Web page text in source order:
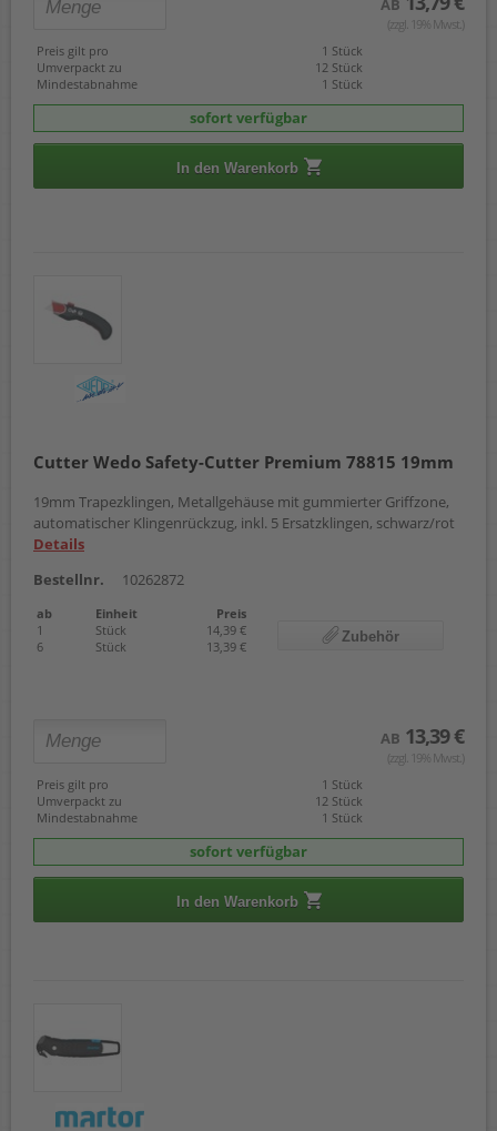
AB
(zzgl. 19% Mwst.)
Preis gilt pro
1 Stück
Umverpackt zu
12 Stück
Mindestabnahme
1 Stück
sofort verfügbar
In den Warenkorb
Cutter Wedo Safety-Cutter Premium 78815 19mm
19mm Trapezklingen, Metallgehäuse mit gummierter Griffzone,
automatischer Klingenrückzug, inkl. 5 Ersatzklingen, schwarz/rot
Details
Bestellnr.
10262872
ab Einheit
Preis
1
Stück
14,39 €
6
Stück 13,39 €
Zubehör
AB 13,39 €
(zzgl. 19% Mwst.)
Preis gilt pro
1 Stück
Umverpackt zu
12 Stück
Mindestabnahme
1 Stück
sofort verfügbar
In den Warenkorb